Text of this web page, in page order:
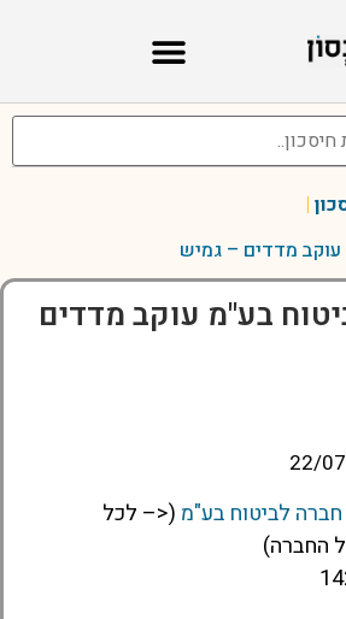
|
מדדים – גמיש
בע"מ עוקב מדדים
22/
לביטוח בע"מ (<– לכל
החברה)